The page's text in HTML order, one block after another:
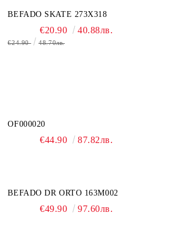
BEFADO SKATE 273X318
€20.90 40.88лв.
€24.90 48.70лв.
OF000020
€44.90 87.82лв.
BEFADO DR ORTO 163M002
€49.90 97.60лв.